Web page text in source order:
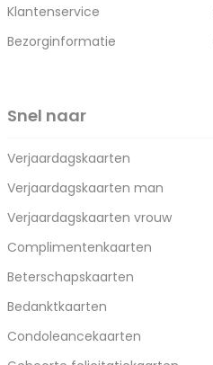
Klantenservice
Bezorginformatie
Snel naar
Verjaardagskaarten
Verjaardagskaarten man
Verjaardagskaarten vrouw
Complimentenkaarten
Beterschapskaarten
Bedanktkaarten
Condoleancekaarten